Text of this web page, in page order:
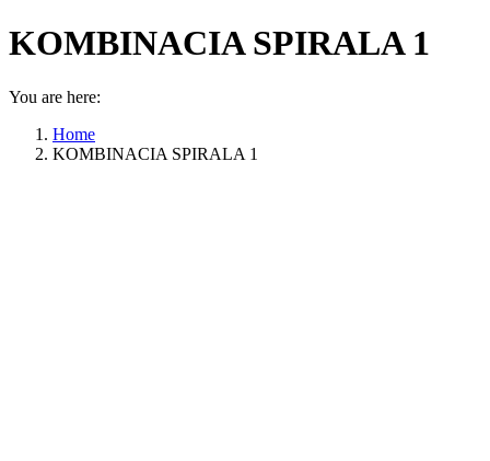
KOMBINACIA SPIRALA 1
You are here:
Home
KOMBINACIA SPIRALA 1